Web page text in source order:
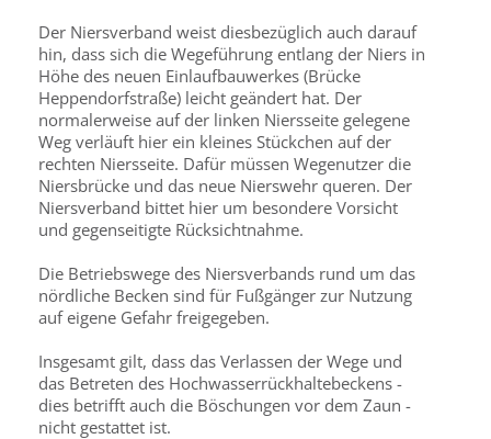
Der Niersverband weist diesbezüglich auch darauf
hin, dass sich die Wegeführung entlang der Niers in
Höhe des neuen Einlaufbauwerkes (Brücke
Heppendorfstraße) leicht geändert hat. Der
normalerweise auf der linken Niersseite gelegene
Weg verläuft hier ein kleines Stückchen auf der
rechten Niersseite. Dafür müssen Wegenutzer die
Niersbrücke und das neue Nierswehr queren. Der
Niersverband bittet hier um besondere Vorsicht
und gegenseitigte Rücksichtnahme.
Die Betriebswege des Niersverbands rund um das
nördliche Becken sind für Fußgänger zur Nutzung
auf eigene Gefahr freigegeben.
Insgesamt gilt, dass das Verlassen der Wege und
das Betreten des Hochwasserrückhaltebeckens -
dies betrifft auch die Böschungen vor dem Zaun -
nicht gestattet ist.